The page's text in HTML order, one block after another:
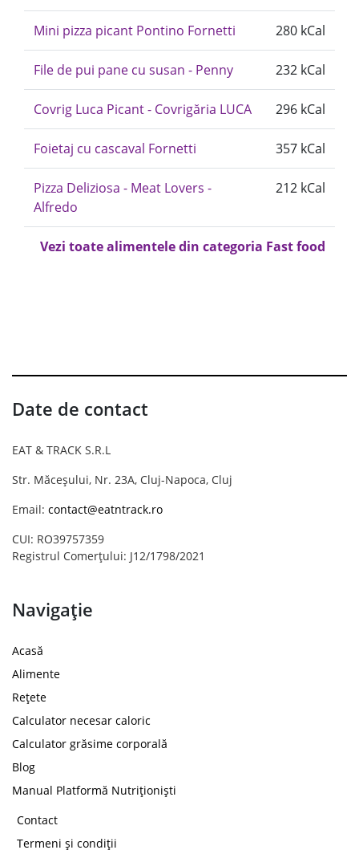
Mini pizza picant Pontino Fornetti 280 kCal
File de pui pane cu susan - Penny 232 kCal
Covrig Luca Picant - Covrigăria LUCA 296 kCal
Foietaj cu cascaval Fornetti 357 kCal
Pizza Deliziosa - Meat Lovers -
Alfredo
212 kCal
Vezi toate alimentele din categoria Fast food
Date de contact
EAT & TRACK S.R.L
Str. Măceșului, Nr. 23A, Cluj-Napoca, Cluj
Email: contact@eatntrack.ro
CUI: RO39757359
Registrul Comerțului: J12/1798/2021
Navigație
Acasă
Alimente
Rețete
Calculator necesar caloric
Calculator grăsime corporală
Blog
Manual Platformă Nutriționiști
Contact
Termeni și condiții